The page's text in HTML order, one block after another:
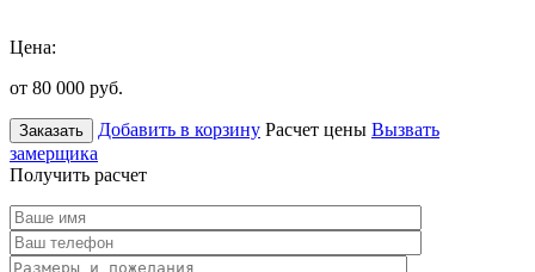
Цена:
от 80 000 руб.
Заказать Добавить в корзину Расчет цены Вызвать
замерщика
Получить расчет